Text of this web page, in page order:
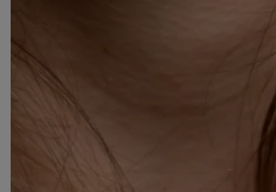
Soraya BERTHON
Représentante de l'AFEV service civique